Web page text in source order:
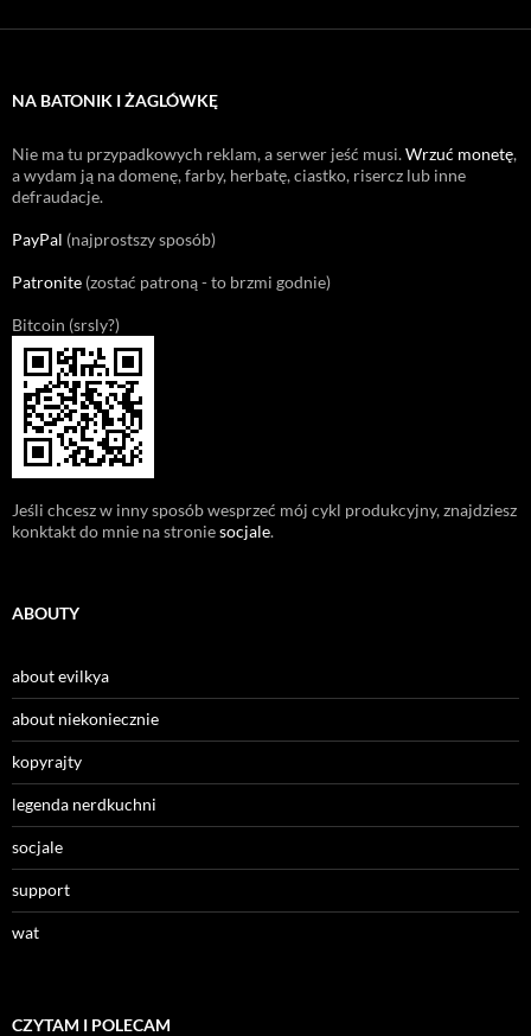
NA BATONIK I ŻAGLÓWKĘ
Nie ma tu przypadkowych reklam, a serwer jeść musi.Wrzuć monetę,
a wydam ją na domenę, farby, herbatę, ciastko, risercz lub inne
defraudacje.
PayPal (najprostszy sposób)
Patronite (zostać patroną - to brzmi godnie)
Bitcoin (srsly?)
Jeśli chcesz w inny sposób wesprzeć mój cykl produkcyjny, znajdziesz
konktakt do mnie na stroniesocjale.
ABOUTY
about evilkya
about niekoniecznie
kopyrajty
legenda nerdkuchni
socjale
support
wat
CZYTAM I POLECAM